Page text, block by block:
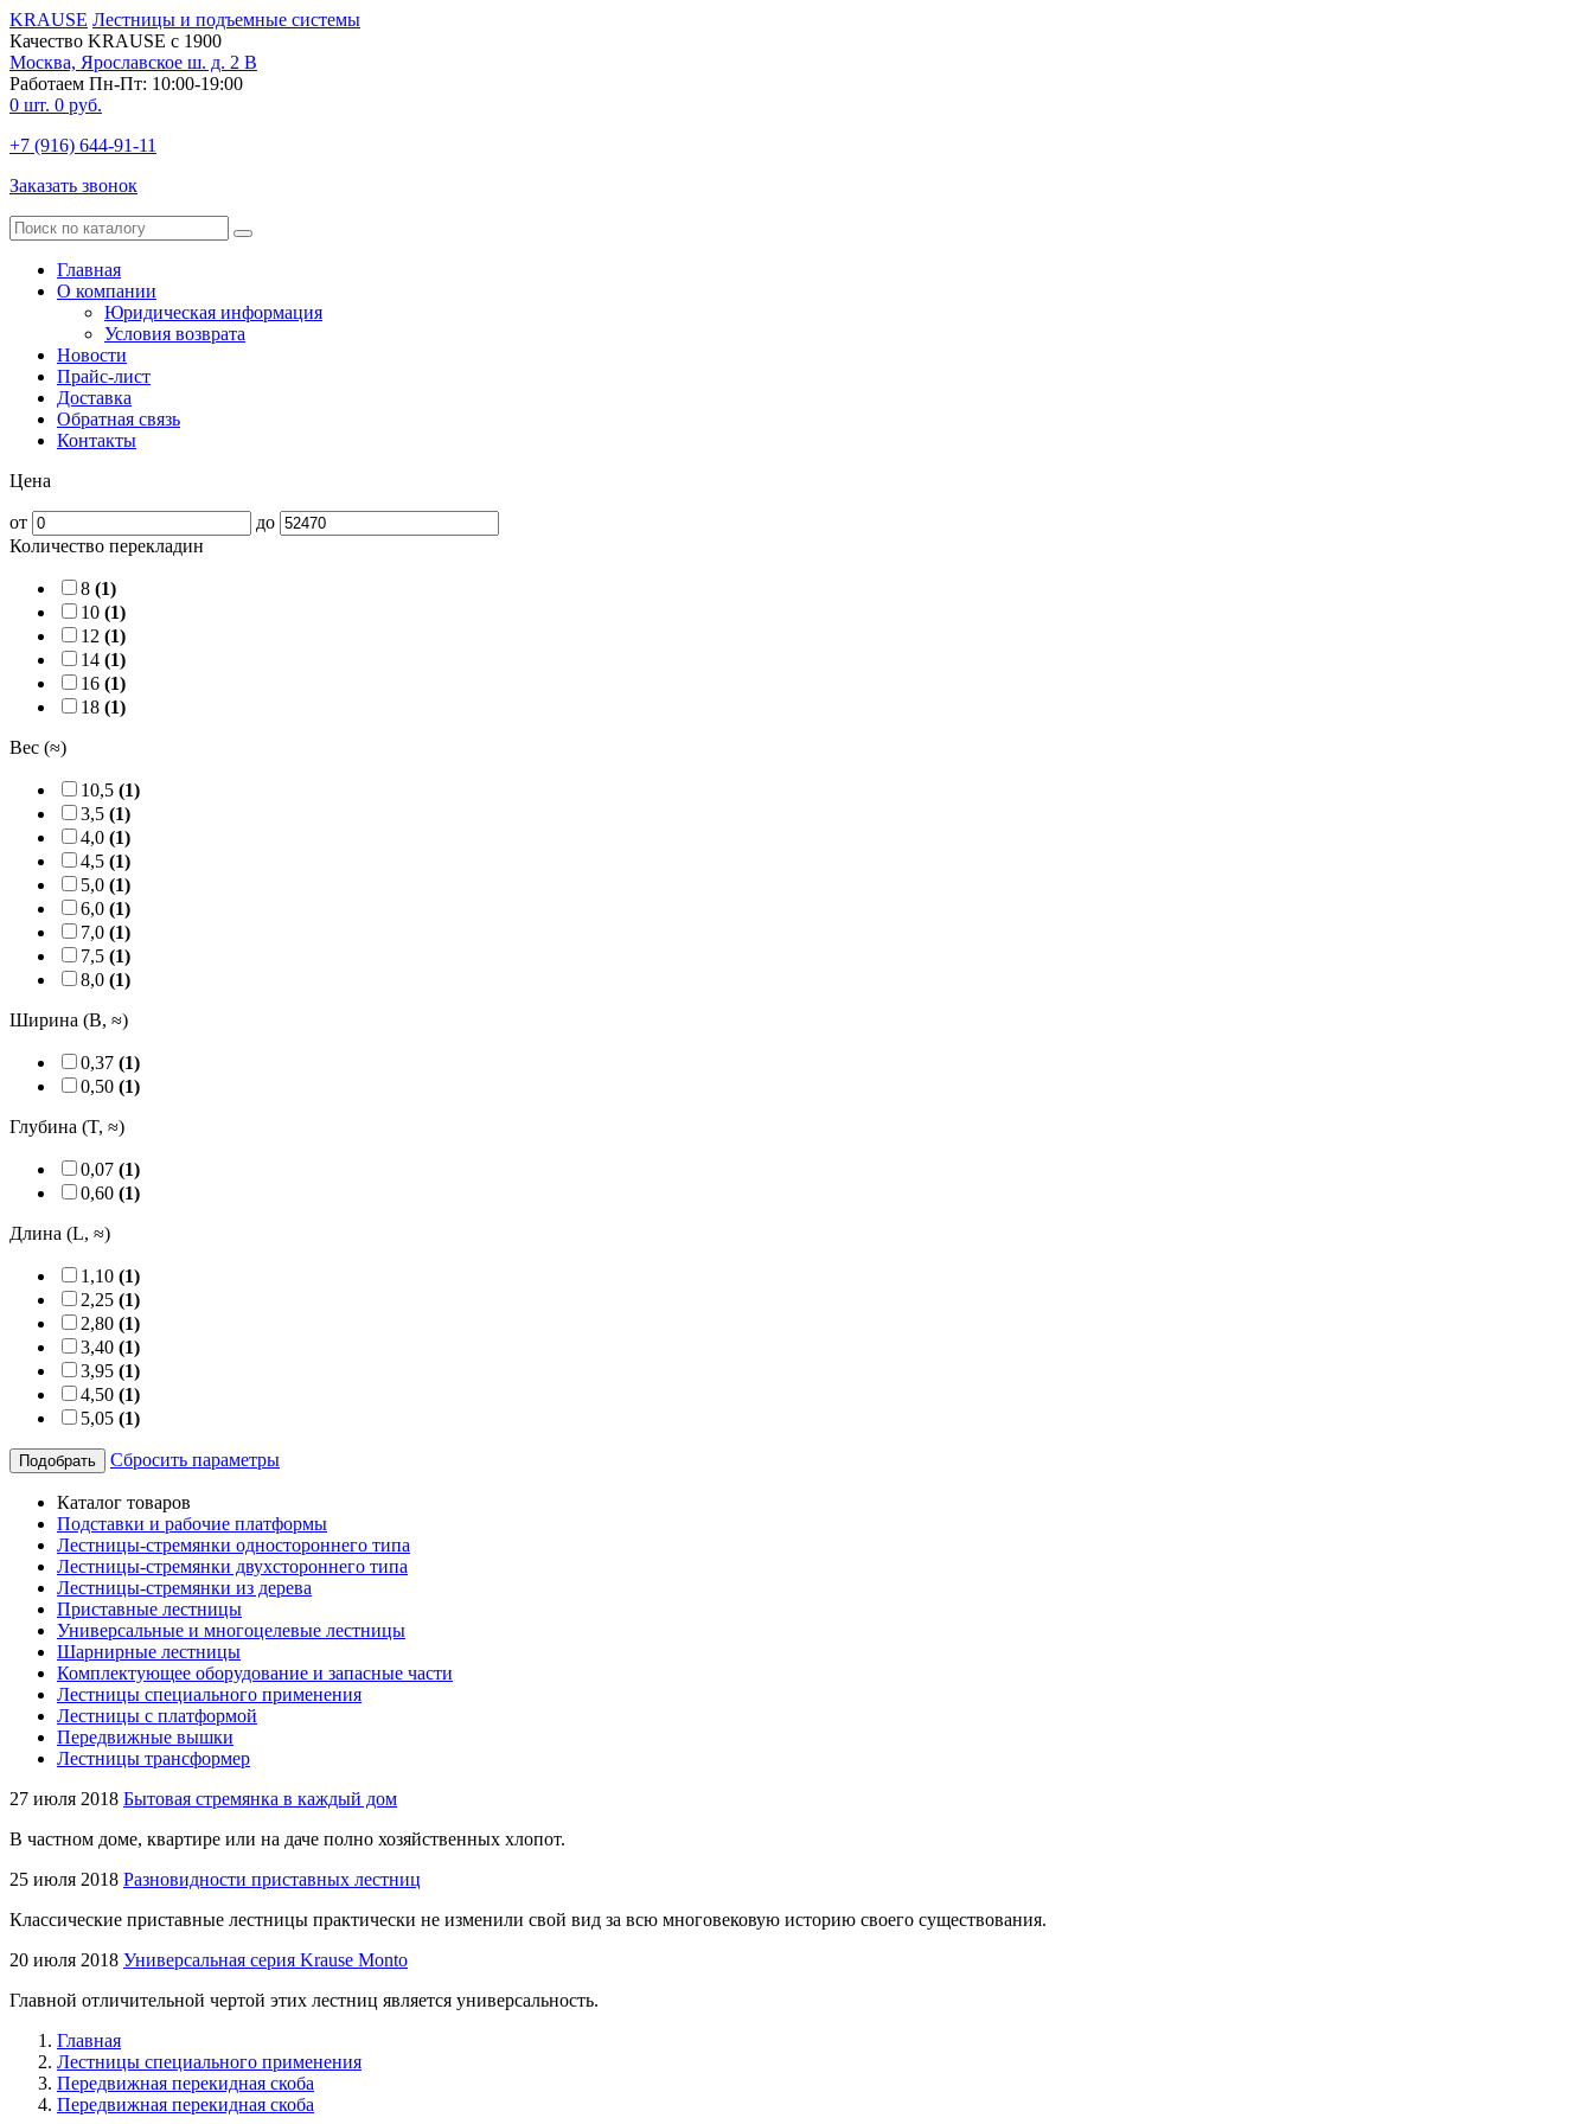
KRAUSE Лестницы и подъемные системы
Качество KRAUSE с 1900
Москва, Ярославское ш. д. 2 В
Работаем Пн-Пт: 10:00-19:00
0 шт. 0 руб.
+7 (916) 644-91-11
Заказать звонок
Главная
О компании
Юридическая информация
Условия возврата
Новости
Прайс-лист
Доставка
Обратная связь
Контакты
Цена
от
до
Количество перекладин
8 (1)
10 (1)
12 (1)
14 (1)
16 (1)
18 (1)
Вес (≈)
10,5 (1)
3,5 (1)
4,0 (1)
4,5 (1)
5,0 (1)
6,0 (1)
7,0 (1)
7,5 (1)
8,0 (1)
Ширина (B, ≈)
0,37 (1)
0,50 (1)
Глубина (T, ≈)
0,07 (1)
0,60 (1)
Длина (L, ≈)
1,10 (1)
2,25 (1)
2,80 (1)
3,40 (1)
3,95 (1)
4,50 (1)
5,05 (1)
Подобрать Сбросить параметры
Каталог товаров
Подставки и рабочие платформы
Лестницы-стремянки одностороннего типа
Лестницы-стремянки двухстороннего типа
Лестницы-стремянки из дерева
Приставные лестницы
Универсальные и многоцелевые лестницы
Шарнирные лестницы
Комплектующее оборудование и запасные части
Лестницы специального применения
Лестницы с платформой
Передвижные вышки
Лестницы трансформер
27 июля 2018 Бытовая стремянка в каждый дом
В частном доме, квартире или на даче полно хозяйственных хлопот.
25 июля 2018 Разновидности приставных лестниц
Классические приставные лестницы практически не изменили свой вид за всю многовековую историю своего существования.
20 июля 2018 Универсальная серия Krause Monto
Главной отличительной чертой этих лестниц является универсальность.
Главная
Лестницы специального применения
Передвижная перекидная скоба
Передвижная перекидная скоба